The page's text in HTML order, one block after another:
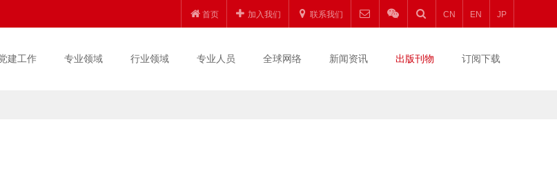
首页 加入我们 联系我们 CN EN JP
建工作 专业领域 行业领域 专业人员 全球网络 新闻资讯 出版刊物 订阅下载